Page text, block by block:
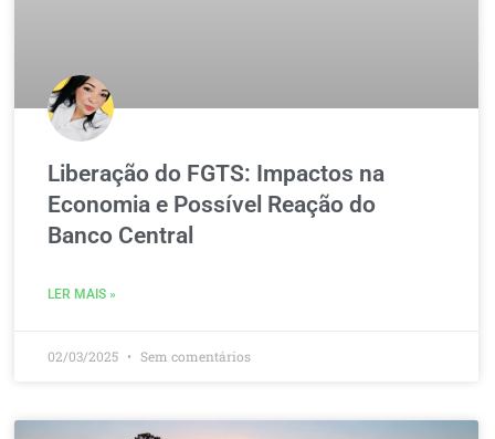
Liberação do FGTS: Impactos na
Economia e Possível Reação do
Banco Central
LER MAIS »
02/03/2025 Sem comentários